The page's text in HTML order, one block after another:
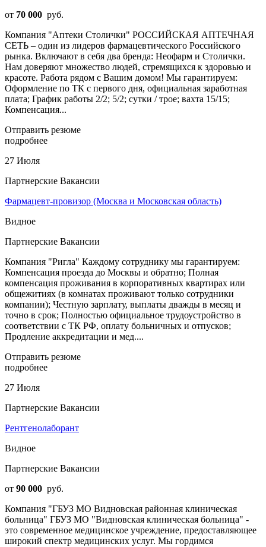
от 70 000 руб.
Компания "Аптеки Столички" РОССИЙСКАЯ АПТЕЧНАЯ
СЕТЬ – один из лидеров фармацевтического Российского
рынка. Включают в себя два бренда: Неофарм и Столички.
Нам доверяют множество людей, стремящихся к здоровью и
красоте. Работа рядом с Вашим домом! Мы гарантируем:
Оформление по ТК с первого дня, официальная заработная
плата; График работы 2/2; 5/2; сутки / трое; вахта 15/15;
Компенсация...
Отправить резюме
подробнее
27 Июля
Партнерские Вакансии
Фармацевт-провизор (Москва и Московская область)
Видное
Партнерские Вакансии
Компания "Ригла" Каждому сотруднику мы гарантируем:
Компенсация проезда до Москвы и обратно; Полная
компенсация проживания в корпоративных квартирах или
общежитиях (в комнатах проживают только сотрудники
компании); Честную зарплату, выплаты дважды в месяц и
точно в срок; Полностью официальное трудоустройство в
соответствии с ТК РФ, оплату больничных и отпусков;
Продление аккредитации и мед....
Отправить резюме
подробнее
27 Июля
Партнерские Вакансии
Рентгенолаборант
Видное
Партнерские Вакансии
от 90 000 руб.
Компания "ГБУЗ МО Видновская районная клиническая
больница" ГБУЗ МО "Видновская клиническая больница" -
это современное медицинское учреждение, предоставляющее
широкий спектр медицинских услуг. Мы гордимся